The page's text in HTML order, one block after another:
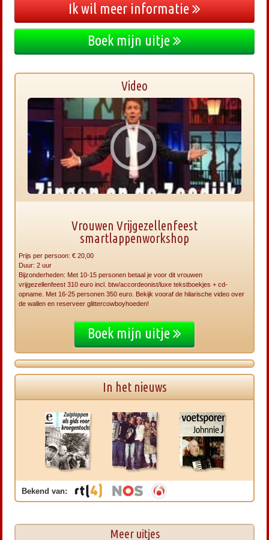
Ik wil meer informatie
Boek mijn uitje
Video
Vrouwen Vrijgezellenfeest
smartlappenworkshop
Prijs per persoon: € 20,00
Duur: 2 uur
Bijzonderheden: Met 10-15 personen betaal je voor dit vrouwen
vrijgezellenfeest 310 euro incl. btw/accordeonist/luxe tekstboekjes + cd-
opname. Met 16-25 personen 350 euro. Bekijk vooraf de hilarische video over
de wallen en reserveer glittercowboyhoeden!
Boek mijn uitje
In het nieuws
Bekend van:
Meer uitjes